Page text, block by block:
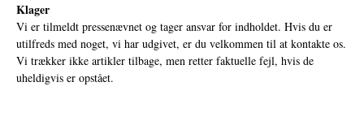
Klager
Vi er tilmeldt pressenævnet og tager ansvar for indholdet. Hvis du er
utilfreds med noget, vi har udgivet, er du velkommen til at kontakte os.
Vi trækker ikke artikler tilbage, men retter faktuelle fejl, hvis de
uheldigvis er opstået.